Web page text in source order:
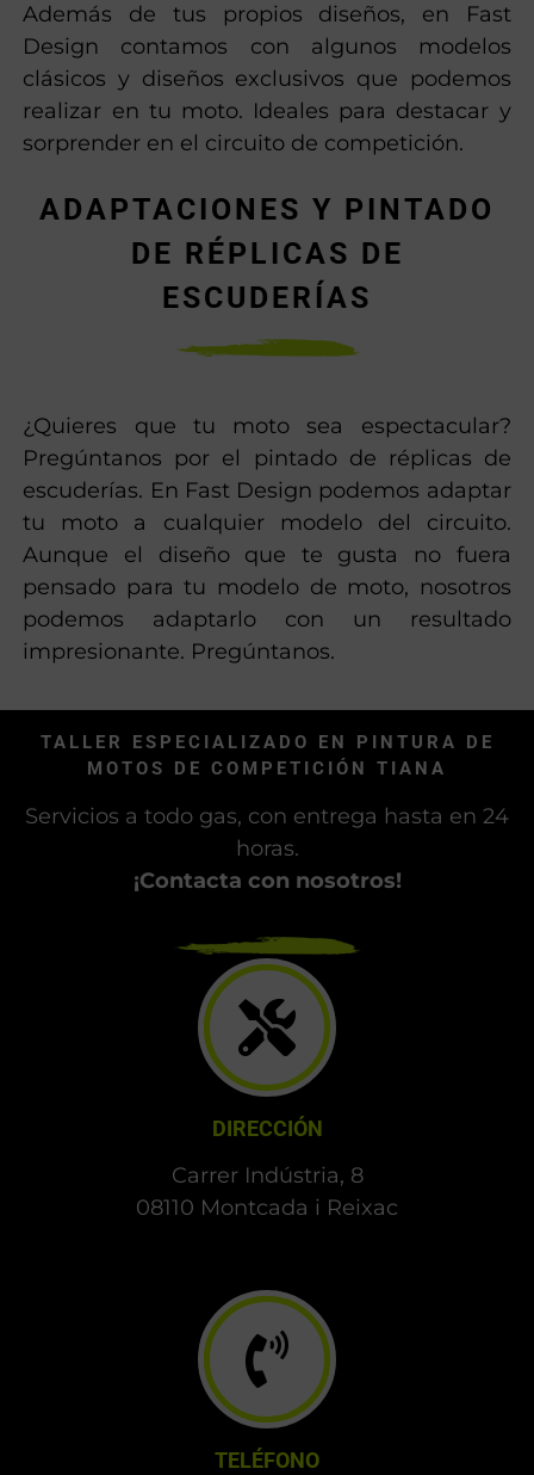
Además de tus propios diseños, en Fast
Design contamos con algunos modelos
clásicos y diseños exclusivos que podemos
realizar en tu moto. Ideales para destacar y
sorprender en el circuito de competición.
ADAPTACIONES Y PINTADO
DE RÉPLICAS DE
ESCUDERÍAS
¿Quieres que tu moto sea espectacular?
Pregúntanos por el pintado de réplicas de
escuderías. En Fast Design podemos adaptar
tu moto a cualquier modelo del circuito.
Aunque el diseño que te gusta no fuera
pensado para tu modelo de moto, nosotros
podemos adaptarlo con un resultado
impresionante. Pregúntanos.
TALLER ESPECIALIZADO EN PINTURA DE
MOTOS DE COMPETICIÓN TIANA
Servicios a todo gas, con entrega hasta en 24
horas.
¡Contacta con nosotros!
DIRECCIÓN
Carrer Indústria, 8
08110 Montcada i Reixac
TELÉFONO